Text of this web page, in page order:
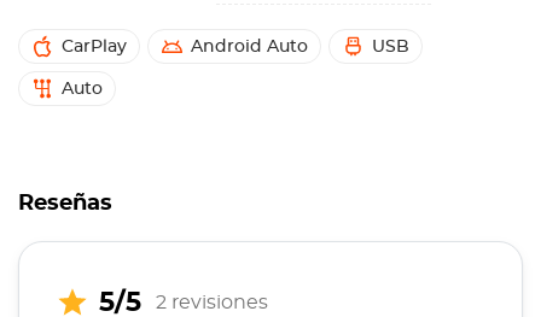
CarPlay Android Auto USB
Auto
Reseñas
5/5 2 revisiones